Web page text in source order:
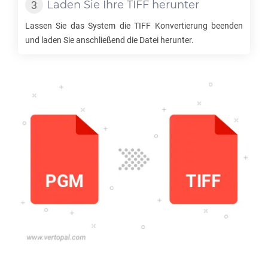
Laden Sie Ihre TIFF herunter
Lassen Sie das System dieTIFF Konvertierung beenden
und laden Sie anschließend die Datei herunter.